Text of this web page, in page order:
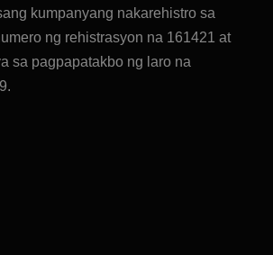
kumpanyang nakarehistro sa
ng rehistrasyon na 161421 at
sa pagpapatakbo ng laro na